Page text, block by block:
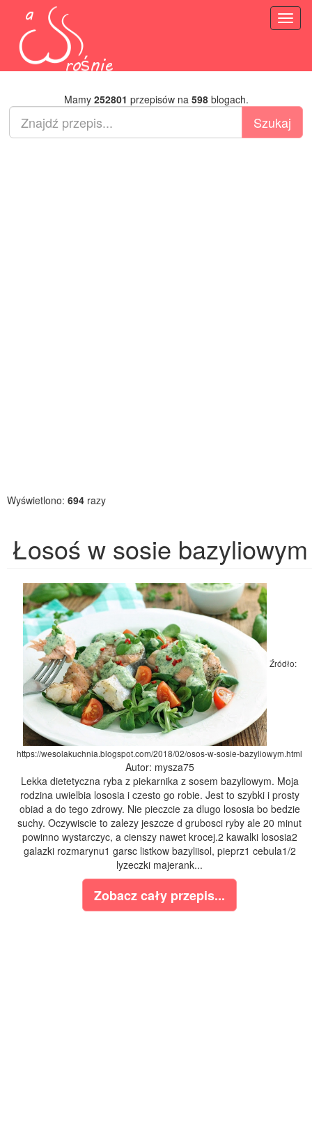
Mamy 252801 przepisów na 598blogach.
Wyświetlono: 694 razy
Łosoś w sosie bazyliowym
Źródło:
https://wesolakuchnia.blogspot.com/2018/02/osos-w-sosie-bazyliowym.html
Autor: mysza75
Lekka dietetyczna ryba z piekarnika z sosem bazyliowym. Moja
rodzina uwielbia lososia i czesto go robie. Jest to szybki i prosty
obiad a do tego zdrowy. Nie pieczcie za dlugo lososia bo bedzie
suchy. Oczywiscie to zalezy jeszcze d grubosci ryby ale 20 minut
powinno wystarczyc, a cienszy nawet krocej.2 kawalki lososia2
galazki rozmarynu1 garsc listkow bazyliisol, pieprz1 cebula1/2
lyzeczki majerank...
Zobacz cały przepis...